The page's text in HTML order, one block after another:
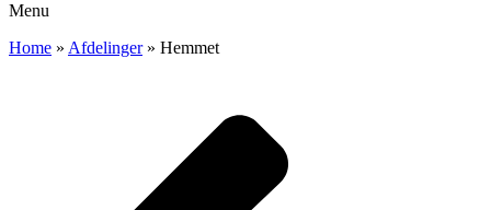
Menu
Home » Afdelinger» Hemmet